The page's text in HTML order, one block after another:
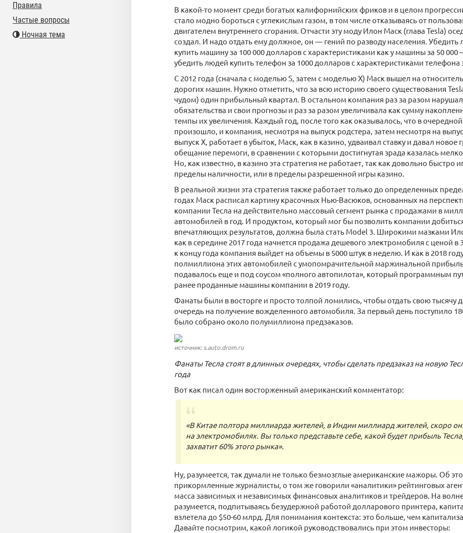
В какой-то момент среди богатых калифорнийских фриков и в целом
стало модно бороться с углекислым газом, в том числе отказываясь от
двигателем внутреннего сгорания. Отчасти эту моду Илон Маск (глава Tesla)
создал. И надо отдать ему должное, он — гений по разводу населения. Убедить
купить машину за 100 000 долларов с характеристиками как у машины за 50
убедить людей купить телефон за 1000 долларов с характеристиками телефона
С 2012 года (сначала с моделью S, затем с моделью X) Маск вышел на
дорогих машин. Нужно отметить, что за всю историю своего существования
чудом) один прибыльный квартал. В остальном компания раз за разом
обязательства и свои прогнозы и раз за разом увеличивала как сумму
темпы их увеличения. Каждый год, после того как оказывалось, что в очередной
произошло, и компания, несмотря на выпуск родстера, затем несмотря на
выпуск X, работает в убыток, Маск, как в казино, удваивал ставку и давал новое
обещание перемоги, в сравнении с которыми достигнутая зрада казалась
Но, как известно, в казино эта стратегия не работает, так как довольно быстро
пределы наличности, или в пределы разрешенной игры казино.
В реальной жизни эта стратегия также работает только до определенных
годах Маск расписал картину красочных Нью-Васюков, основанных на
компании Тесла на действительно массовый сегмент рынка с продажами в
автомобилей в год. И продуктом, который мог бы позволить компании
впечатляющих результатов, должна была стать Model 3. Широкими мазками
как в середине 2017 года начнется продажа дешевого электромобиля с ценой в
к концу года компания выйдет на объемы в 5000 штук в неделю. И как в 2018
полмиллиона этих автомобилей с умопомрачительной маржинальной
подавалось еще и под соусом «полного автопилота», который программным
ранее проданные машины компании в 2019 году.
Фанаты были в восторге и просто толпой ломились, чтобы отдать свою тысячу
очередь на получение вожделенного автомобиля. За первый день поступило
было собрано около полумиллиона предзаказов.
источник: s.auto.drom.ru
Фанаты Тесла стоят в длинных очередях, чтобы сделать предзаказ на новую
года
Вот как писал один восторженный американский комментатор:
«В Китае полтора миллиарда жителей, в Индии миллиард жителей, скоро
на электромобилях. Вы только представьте себе, какой будет прибыль
захватит 60% этого рынка».
Ну, разумеется, так думали не только безмозглые американские мажоры. Об
прикормленные журналисты, о том же говорили «аналитики» рейтинговых
масса зависимых и независимых финансовых аналитиков и трейдеров. На
разумеется, подпитываясь безудержной работой долларового принтера,
взлетела до $50-60 млрд. Для понимания контекста: это больше, чем
Давайте посмотрим, какой логикой руководствовались при этом инвесторы:
Правила
Частые вопросы
Ночная тема